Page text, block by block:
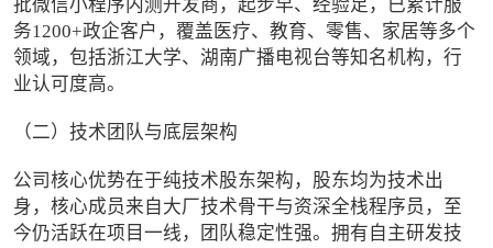
批微信小程序内测开发商，起步早、经验足，已累计服
务1200+政企客户，覆盖医疗、教育、零售、家居等多个
领域，包括浙江大学、湖南广播电视台等知名机构，行
业认可度高。
（二）技术团队与底层架构
公司核心优势在于纯技术股东架构，股东均为技术出
身，核心成员来自大厂技术骨干与资深全栈程序员，至
今仍活跃在项目一线，团队稳定性强。拥有自主研发技